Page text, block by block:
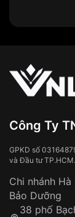
Công Ty
GPKD số
và Đầu tư TP.HCM.
Chi nhánh
Bảo Dưỡng
38 phố